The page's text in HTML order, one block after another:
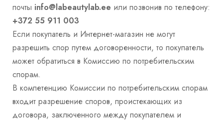
почты info@labeautylab.ee или позвонив по телефону:
+372 55 911 003
Если покупатель и Интернет-магазин не могут
разрешить спор путем договоренности, то покупатель
может обратиться в Комиссию по потребительским
спорам.
В компетенцию Комиссии по потребительским спорам
входит разрешение споров, проистекающих из
договора, заключенного между покупателем и